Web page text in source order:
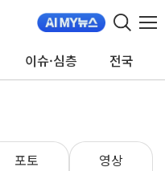
이슈·심층 전국
포토 영상